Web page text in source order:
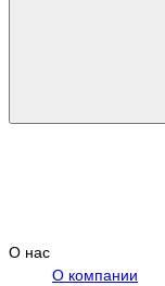
О нас
О компании